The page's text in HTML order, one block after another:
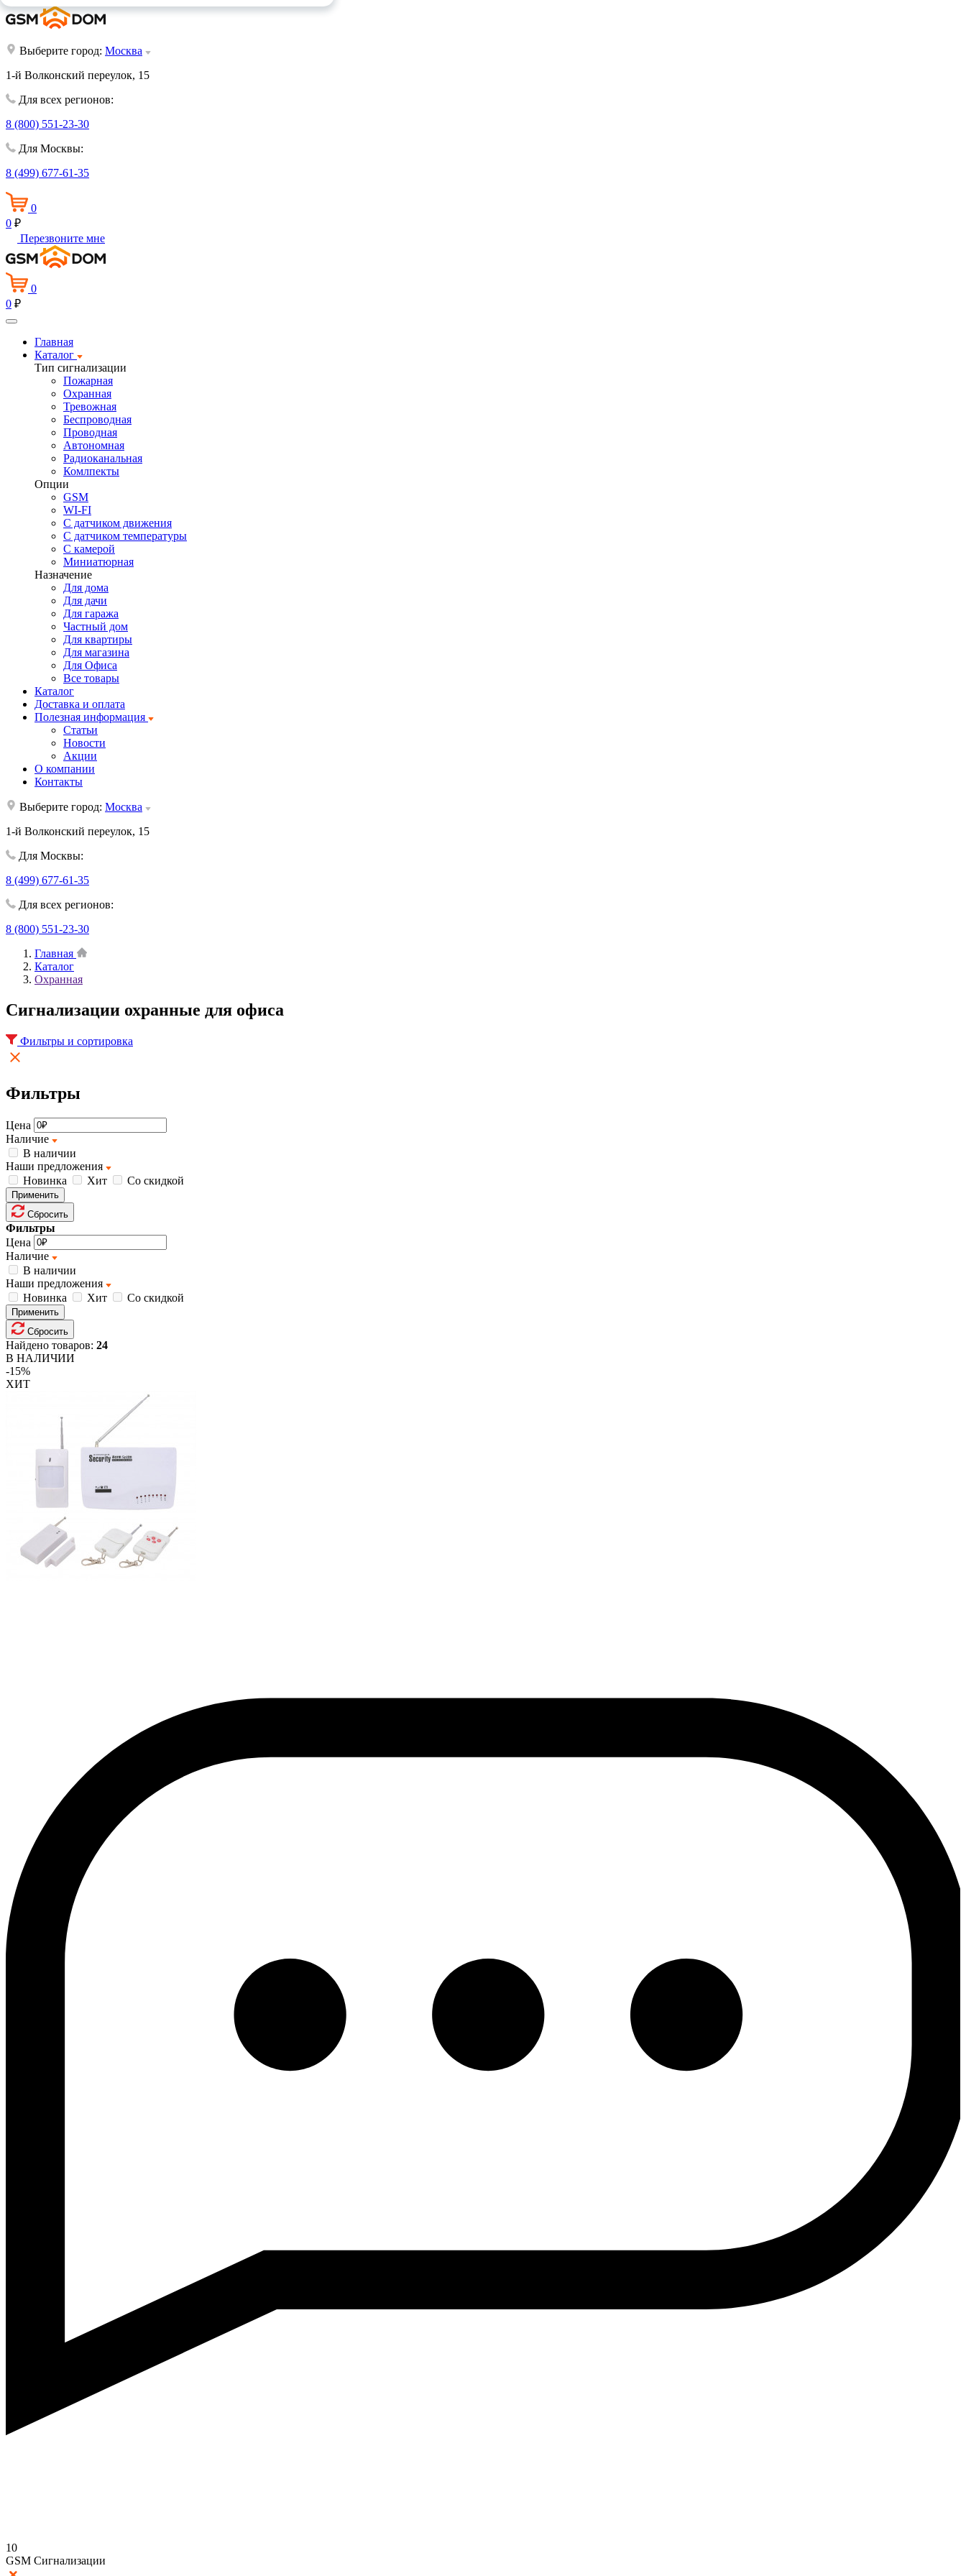
Выберите город: Москва
1-й Волконский переулок, 15
Для всех регионов:
8 (800) 551-23-30
Для Москвы:
8 (499) 677-61-35
0
0 ₽
Перезвоните мне
0
0 ₽
Главная
Каталог
Тип сигнализации
Пожарная
Охранная
Тревожная
Беспроводная
Проводная
Автономная
Радиоканальная
Комлпекты
Опции
GSM
WI-FI
С датчиком движения
С датчиком температуры
С камерой
Миниатюрная
Назначение
Для дома
Для дачи
Для гаража
Частный дом
Для квартиры
Для магазина
Для Офиса
Все товары
Каталог
Доставка и оплата
Полезная информация
Статьи
Новости
Акции
О компании
Контакты
Выберите город: Москва
1-й Волконский переулок, 15
Для Москвы:
8 (499) 677-61-35
Для всех регионов:
8 (800) 551-23-30
Главная
Каталог
Охранная
Cигнализации охранные для офиса
Фильтры и сортировка
Фильтры
Цена
Наличие
В наличии
Наши предложения
Новинка
Хит Со скидкой
Применить
Сбросить
Фильтры
Цена
Наличие
В наличии
Наши предложения
Новинка
Хит Со скидкой
Применить
Сбросить
Найдено товаров: 24
В НАЛИЧИИ
-15%
ХИТ
10
GSM Сигнализации